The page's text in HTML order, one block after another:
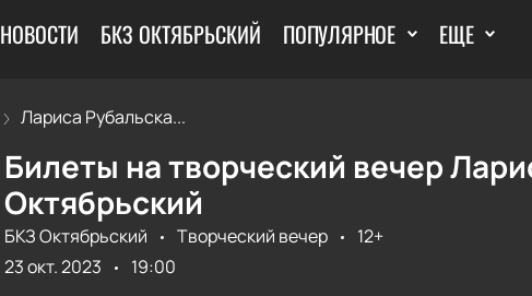
НОВОСТИ БКЗ ОКТЯБРЬСКИЙ ПОПУЛЯРНОЕ ЕЩЕ
Лариса Рубальска...
Билеты на творческий вечер
Октябрьский
БКЗ Октябрьский Творческий вечер
12+
23 окт. 2023
19:00